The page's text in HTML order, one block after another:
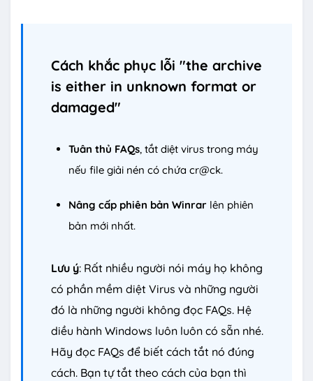
Cách khắc phục lỗi "the archive
is either in unknown format or
damaged"
Tuân thủ FAQs, tắt diệt virus trong máy
nếu file giải nén có chứa cr@ck.
Nâng cấp phiên bản Winrar lên phiên
bản mới nhất.
Lưu ý: Rất nhiều người nói máy họ không
có phần mềm diệt Virus và những người
đó là những người không đọc FAQs. Hệ
diều hành Windows luôn luôn có sẵn nhé.
Hãy đọc FAQs để biết cách tắt nó đúng
cách. Bạn tự tắt theo cách của bạn thì